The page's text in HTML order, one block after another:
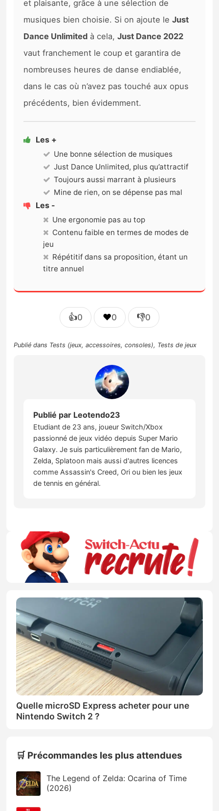
et plaisante, grâce à une sélection de
musiques bien choisie. Si on ajoute leJust
Dance Unlimited à cela,Just Dance 2022
vaut franchement le coup et garantira de
nombreuses heures de danse endiablée,
dans le cas où n’avez pas touché aux opus
précédents, bien évidemment.
Les +
Une bonne sélection de musiques
Just Dance Unlimited, plus qu’attractif
Toujours aussi marrant à plusieurs
Mine de rien, on se dépense pas mal
Les -
Une ergonomie pas au top
Contenu faible en termes de modes de
jeu
Répétitif dans sa proposition, étant un
titre annuel
👍0 ❤️0 👎0
Publié dans Tests (jeux, accessoires, consoles), Tests de jeux
Publié par Leotendo23
Etudiant de 23 ans, joueur Switch/Xbox
passionné de jeux vidéo depuis Super Mario
Galaxy. Je suis particulièrement fan de Mario,
Zelda, Splatoon mais aussi d'autres licences
comme Assassin's Creed, Ori ou bien les jeux
de tennis en général.
Quelle microSD Express acheter pour une
Nintendo Switch 2 ?
🛒 Précommandes les plus attendues
The Legend of Zelda: Ocarina of Time
(2026)